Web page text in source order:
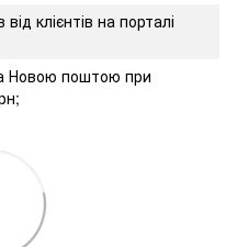
клієнтів на порталі
Новою поштою при